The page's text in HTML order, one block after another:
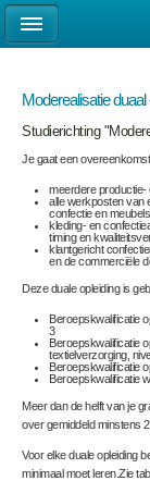
Moderealisatie
Studierichting
Je gaat een
meerdere productie-
alle werkposten van
confectie en
kleding- en
timing en
klantgericht
en de commerciële
Deze duale opleiding is
Beroepskwalificatie
3
Beroepskwalificatie
textielverzorging,
Beroepskwalificatie
Beroepskwalificatie
Meer dan de helft van je
over gemiddeld minstens
Voor elke duale opleiding
minimaal moet leren.Zie